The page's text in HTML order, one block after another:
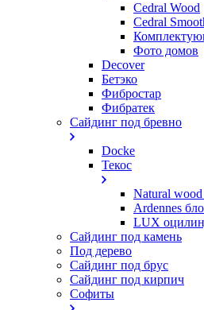
Cedral Wood
Cedral
Фото домов
Decover
Бетэко
Фибростар
Фибратек
Сайдинг под бревно
Docke
Текос
Natural
Ardennes
LUX
Сайдинг под камень
Под дерево
Сайдинг под брус
Сайдинг под кирпич
Софиты